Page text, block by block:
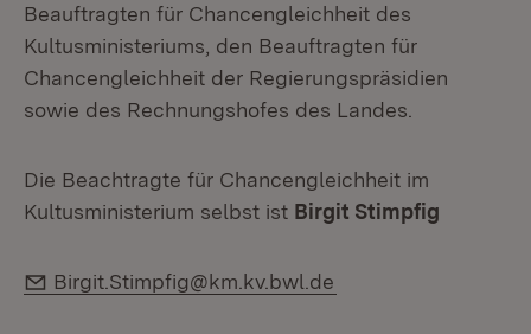
Beauftragten für Chancengleichheit des
Kultusministeriums, den Beauftragten für
Chancengleichheit der Regierungspräsidien
sowie des Rechnungshofes des Landes.
Die Beachtragte für Chancengleichheit im
Kultusministerium selbst ist Birgit Stimpfig
E-Mail:
Birgit.Stimpfig@km.kv.bwl.de